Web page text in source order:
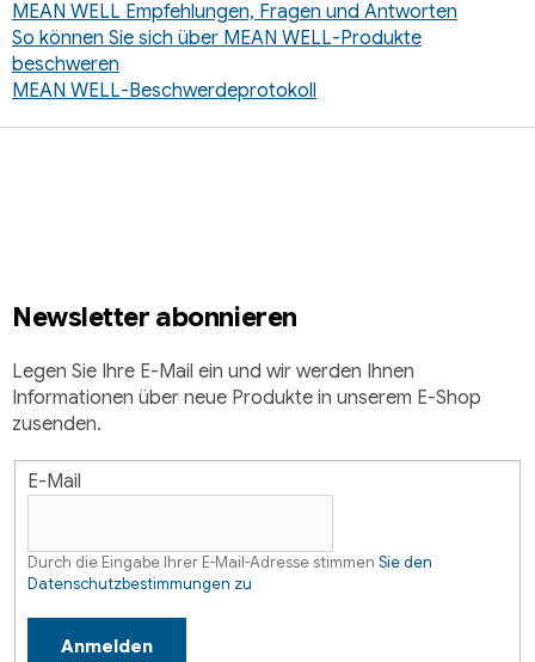
MEAN WELL Empfehlungen, Fragen und Antworten
So können Sie sich über MEAN WELL-Produkte
beschweren
MEAN WELL-Beschwerdeprotokoll
e
Newsletter abonnieren
Legen Sie Ihre E-Mail ein und wir werden Ihnen
Informationen über neue Produkte in unserem E-Shop
zusenden.
E-Mail
Durch die Eingabe Ihrer E-Mail-Adresse stimmen Sie den
Datenschutzbestimmungen zu
Anmelden